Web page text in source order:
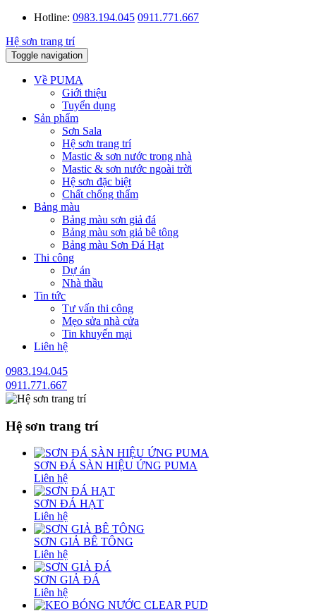
Hotline: 0983.194.045 0911.771.667
Toggle navigation
Về PUMA
Giới thiệu
Tuyển dụng
Sản phẩm
Sơn Sala
Hệ sơn trang trí
Mastic & sơn nước trong nhà
Mastic & sơn nước ngoài trời
Hệ sơn đặc biệt
Chất chống thấm
Bảng màu
Bảng màu sơn giả đá
Bảng màu sơn giả bê tông
Bảng màu Sơn Đá Hạt
Thi công
Dự án
Nhà thầu
Tin tức
Tư vấn thi công
Mẹo sửa nhà cửa
Tin khuyến mại
Liên hệ
0983.194.045
0911.771.667
Hệ sơn trang trí
SƠN ĐÁ SÀN HIỆU ỨNG PUMA
Liên hệ
SƠN ĐÁ HẠT
Liên hệ
SƠN GIẢ BÊ TÔNG
Liên hệ
SƠN GIẢ ĐÁ
Liên hệ